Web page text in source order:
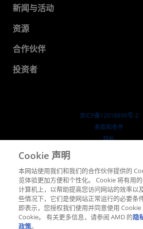
关于 AMD
企业责任
就业机会
联系我们
新闻与活动
新闻中心
媒体库
资源
开发中心
成功案例
合作伙伴
AMD 合作伙伴中心
投资者
京ICP备12018899号-2
​条款和条件
隐私
公开公平竞争
英国税收策略
Cookie 政策
Cookie 设置
Cookie 声明
本网站使用我们和我们的合作伙伴提供的
览体验更加方便和个性化。 Cookie 将有用
计算机上，以帮助提高您访问网站的效率以
些情况下，它们是使网站正常运行的必要条
即表示，您授权我们使用并同意使用 Cookie
Cookie。 有关更多信息，请参阅 AMD 的隐
政策。